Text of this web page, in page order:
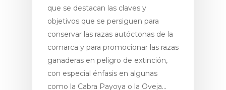
que se destacan las claves y
objetivos que se persiguen para
conservar las razas autóctonas de la
comarca y para promocionar las razas
ganaderas en peligro de extinción,
con especial énfasis en algunas
como la Cabra Payoya o la Oveja…